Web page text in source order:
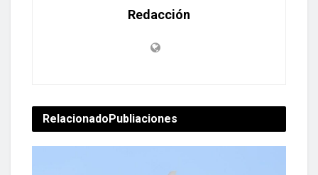
Redacción
RelacionadoPubliaciones